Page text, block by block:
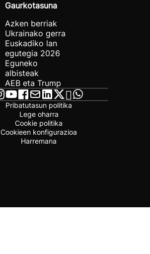
Gaurkotasuna
Azken berriak
Ukrainako gerra
Euskadiko lan
egutegia 2026
Eguneko
albisteak
AEB eta Trump
Pribatutasun politika
Lege oharra
Cookie politika
Cookieen konfigurazioa
Harremana